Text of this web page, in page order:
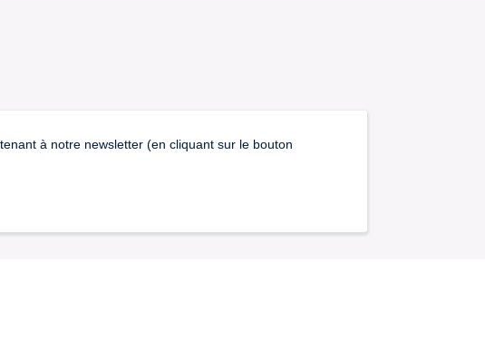
à notre newsletter (en cliquant sur le bouton